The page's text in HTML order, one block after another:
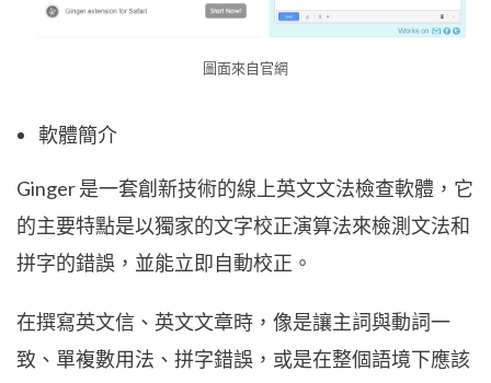
圖面來自官網
軟體簡介
Ginger 是一套創新技術的線上英文文法檢查軟體，它
的主要特點是以獨家的文字校正演算法來檢測文法和
拼字的錯誤，並能立即自動校正。
在撰寫英文信、英文文章時，像是讓主詞與動詞一
致、單複數用法、拼字錯誤，或是在整個語境下應該